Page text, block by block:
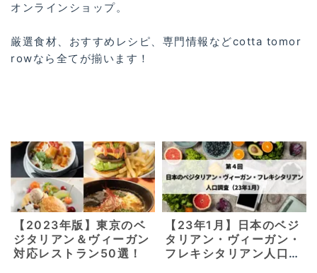
オンラインショップ。
厳選食材、おすすめレシピ、専門情報などcotta tomor
rowなら全てが揃います！
【2023年版】東京のベ
ジタリアン＆ヴィーガン
対応レストラン50選！
【23年1月】日本のベジ
タリアン・ヴィーガン・
フレキシタリアン人口調